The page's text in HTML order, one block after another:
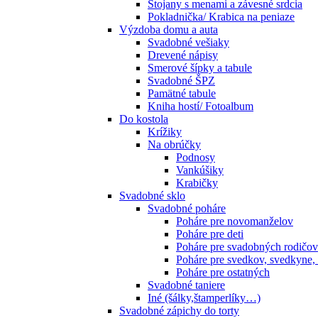
Stojany s menami a závesné srdcia
Pokladnička/ Krabica na peniaze
Výzdoba domu a auta
Svadobné vešiaky
Drevené nápisy
Smerové šípky a tabule
Svadobné ŠPZ
Pamätné tabule
Kniha hostí/ Fotoalbum
Do kostola
Krížiky
Na obrúčky
Podnosy
Vankúšiky
Krabičky
Svadobné sklo
Svadobné poháre
Poháre pre novomanželov
Poháre pre deti
Poháre pre svadobných rodičov
Poháre pre svedkov,
Poháre pre ostatných
Svadobné taniere
Iné (šálky,štamperlíky…)
Svadobné zápichy do torty